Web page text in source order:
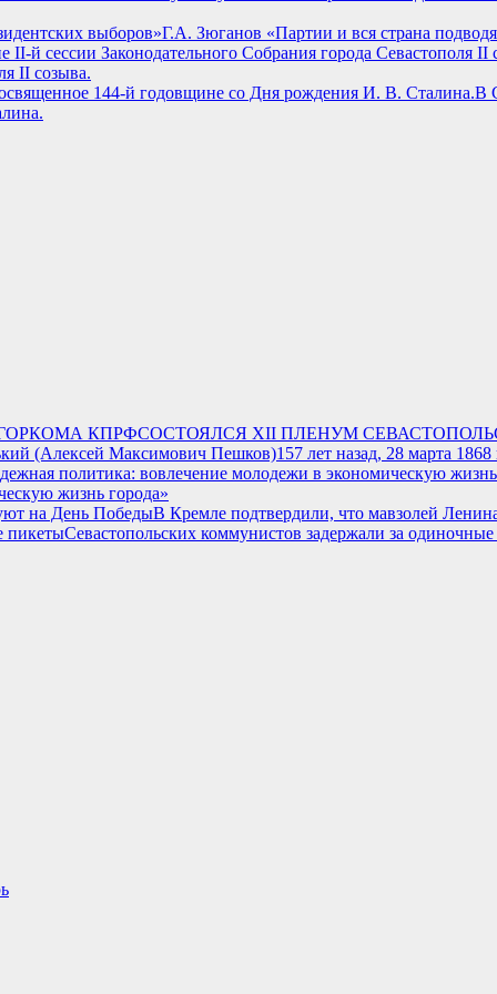
Г.А. Зюганов «Партии и вся страна
II созыва.
В
СОСТОЯЛСЯ XII ПЛЕНУМ
157 лет назад, 28 марта
жизнь города»
В Кремле подтвердили, что мавзолей
Севастопольских коммунистов задержали за